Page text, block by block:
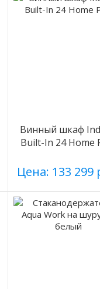
Винный шкаф
Built-In 24 Home
Цена: 133 299